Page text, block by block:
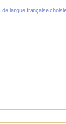
langue française